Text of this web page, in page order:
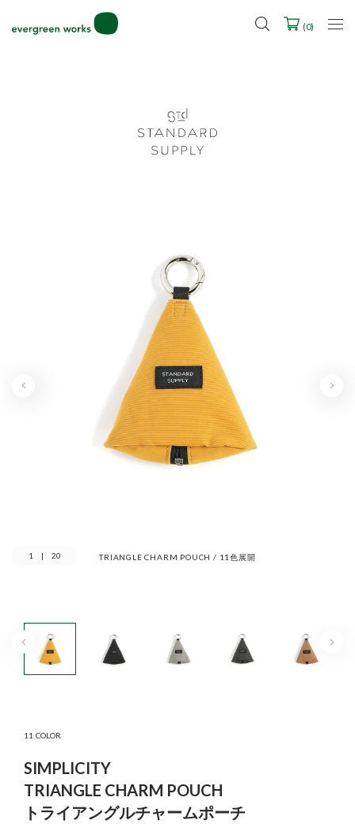
2027年ご入学用ランドセル受注会スケジュール
(0)
TRIANGLE CHARM POUCH / 11色展開
1 | 20
11 COLOR
SIMPLICITY
TRIANGLE CHARM POUCH
トライアングルチャームポーチ